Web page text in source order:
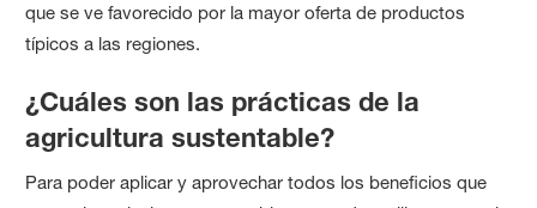
que se ve favorecido por la mayor oferta de productos
típicos a las regiones.
¿Cuáles son las prácticas de la
agricultura sustentable?
Para poder aplicar y aprovechar todos los beneficios que